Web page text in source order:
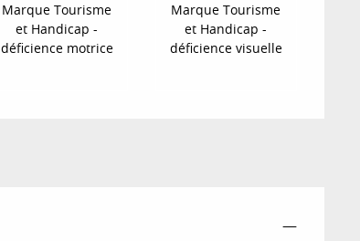
Marque Tourisme
et Handicap -
déficience motrice
Marque Tourisme
et Handicap -
déficience visuelle
—